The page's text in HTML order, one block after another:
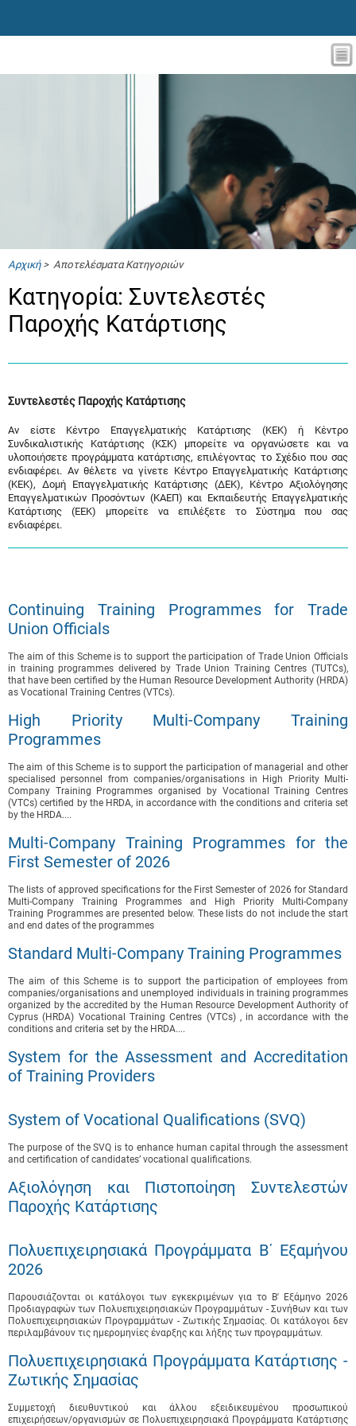
Αρχική> Αποτελέσματα Κατηγοριών
Κατηγορία: Συντελεστές
Παροχής Κατάρτισης
Συντελεστές Παροχής Κατάρτισης
Αν είστε Κέντρο Επαγγελματικής Κατάρτισης (ΚΕΚ) ή Κέντρο
Συνδικαλιστικής Κατάρτισης (ΚΣΚ) μπορείτε να οργανώσετε και να
υλοποιήσετε προγράμματα κατάρτισης, επιλέγοντας το Σχέδιο που σας
ενδιαφέρει. Αν θέλετε να γίνετε Κέντρο Επαγγελματικής Κατάρτισης
(ΚΕΚ), Δομή Επαγγελματικής Κατάρτισης (ΔΕΚ), Κέντρο Αξιολόγησης
Επαγγελματικών Προσόντων (ΚΑΕΠ) και Εκπαιδευτής Επαγγελματικής
Κατάρτισης (ΕΕΚ) μπορείτε να επιλέξετε το Σύστημα που σας
ενδιαφέρει.
Continuing Training Programmes for Trade
Union Officials
The aim of this Scheme is to support the participation of Trade Union Officials
in training programmes delivered by Trade Union Training Centres (TUTCs),
that have been certified by the Human Resource Development Authority (HRDA)
as Vocational Training Centres (VTCs).
High Priority Multi-Company Training
Programmes
The aim of this Scheme is to support the participation of managerial and other
specialised personnel from companies/organisations in High Priority Multi-
Company Training Programmes organised by Vocational Training Centres
(VTCs) certified by the HRDA, in accordance with the conditions and criteria set
by the HRDA....
Multi-Company Training Programmes for the
First Semester of 2026
The lists of approved specifications for the First Semester of 2026 for Standard
Multi-Company Training Programmes and High Priority Multi-Company
Training Programmes are presented below. These lists do not include the start
and end dates of the programmes
Standard Multi-Company Training Programmes
The aim of this Scheme is to support the participation of employees from
companies/organisations and unemployed individuals in training programmes
organized by the accredited by the Human Resource Development Authority of
Cyprus (HRDA) Vocational Training Centres (VTCs) , in accordance with the
conditions and criteria set by the HRDA....
System for the Assessment and Accreditation
of Training Providers
System of Vocational Qualifications (SVQ)
The purpose of the SVQ is to enhance human capital through the assessment
and certification of candidates’ vocational qualifications.
Αξιολόγηση και Πιστοποίηση Συντελεστών
Παροχής Κατάρτισης
Πολυεπιχειρησιακά Προγράμματα B΄ Εξαμήνου
2026
Παρουσιάζονται οι κατάλογοι των εγκεκριμένων για το B' Εξάμηνο 2026
Προδιαγραφών των Πολυεπιχειρησιακών Προγραμμάτων - Συνήθων και των
Πολυεπιχειρησιακών Προγραμμάτων - Ζωτικής Σημασίας. Οι κατάλογοι δεν
περιλαμβάνουν τις ημερομηνίες έναρξης και λήξης των προγραμμάτων.
Πολυεπιχειρησιακά Προγράμματα Κατάρτισης -
Ζωτικής Σημασίας
Συμμετοχή διευθυντικού και άλλου εξειδικευμένου προσωπικού
επιχειρήσεων/οργανισμών σε Πολυεπιχειρησιακά Προγράμματα Κατάρτισης